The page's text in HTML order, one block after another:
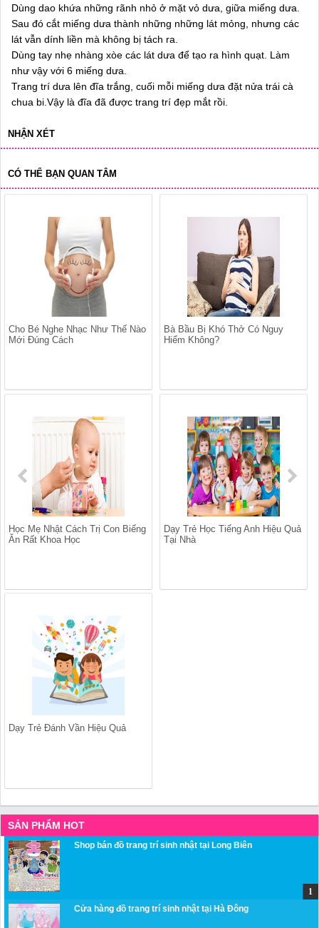
Dùng dao khứa những rãnh nhỏ ở mặt vỏ dưa, giữa miếng dưa.
Sau đó cắt miếng dưa thành những những lát mỏng, nhưng các
lát vẫn dính liền mà không bị tách ra.
Dùng tay nhẹ nhàng xòe các lát dưa để tạo ra hình quạt. Làm
như vậy với 6 miếng dưa.
Trang trí dưa lên đĩa trắng, cuối mỗi miếng dưa đặt nửa trái cà
chua bi.Vậy là đĩa đã được trang trí đẹp mắt rồi.
NHẬN XÉT
CÓ THỂ BẠN QUAN TÂM
Cho Bé Nghe Nhạc Như Thế Nào
Mới Đúng Cách
Bà Bầu Bị Khó Thở Có Nguy
Hiểm Không?
Học Mẹ Nhật Cách Trị Con Biếng
Ăn Rất Khoa Học
Dạy Trẻ Học Tiếng Anh Hiệu Quả
Tại Nhà
Dạy Trẻ Đánh Vần Hiệu Quả
SẢN PHẨM HOT
Shop bán đồ trang trí sinh nhật tại Long Biên
Cửa hàng đồ trang trí sinh nhật tại Hà Đông